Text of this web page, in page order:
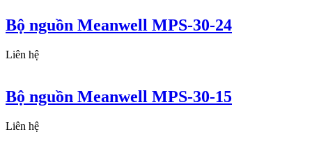
Bộ nguồn Meanwell MPS-30-24
Liên hệ
Bộ nguồn Meanwell MPS-30-15
Liên hệ